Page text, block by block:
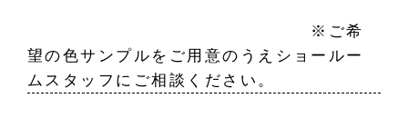
※ご希
望の色サンプルをご用意のうえショールー
ムスタッフにご相談ください。